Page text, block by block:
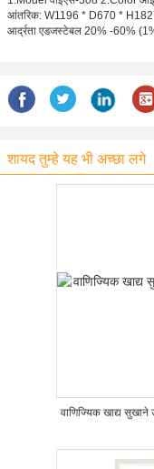
आंतरिक: W1196 * D670 *
आर्द्रता एडजस्टेबल 20% -60%
शायद तुम्हे यह भी अच्छा लगे
वाणिज्यिक खाद्य सुखाने